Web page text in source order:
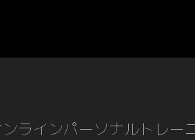
ラインパーソナルトレー